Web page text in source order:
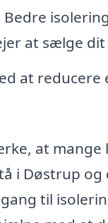
Bedre
at sælge dit
at
at
i Døstrup
til